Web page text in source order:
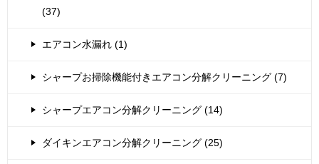
(37)
エアコン水漏れ (1)
シャープお掃除機能付きエアコン分解クリーニング (7)
シャープエアコン分解クリーニング (14)
ダイキンエアコン分解クリーニング (25)